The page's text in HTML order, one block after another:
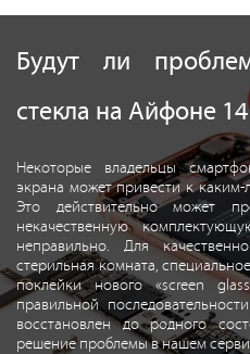
Будут ли
стекла на Айфоне
Некоторые владельцы
экрана может привести к
Это действительно может
некачественную
неправильно. Для
стерильная комната,
поклейки нового «screen
правильной
восстановлен до родного
решение проблемы в нашем